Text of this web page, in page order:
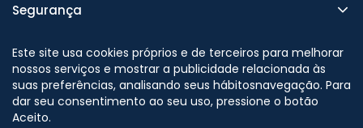
Segurança
Este site usa cookies próprios e de terceiros para melhorar
nossos serviços e mostrar a publicidade relacionada às
suas preferências, analisando seus hábitosnavegação. Para
dar seu consentimento ao seu uso, pressione o botão
Aceito.
Nos siga no